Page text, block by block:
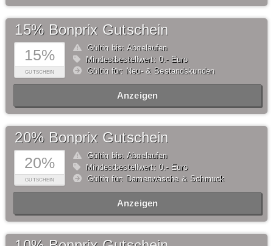
15%
GUTSCHEIN
15% Bonprix Gutschein
Gültig bis: Abgelaufen
Mindestbestellwert: 0,- Euro
Gültig für: Neu- & Bestandskunden
Anzeigen
20%
GUTSCHEIN
20% Bonprix Gutschein
Gültig bis: Abgelaufen
Mindestbestellwert: 0,- Euro
Gültig für: Damenwäsche & Schmuck
Anzeigen